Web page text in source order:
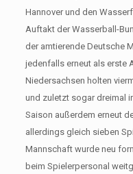
Hannover und den
Auftakt der Wasserball-
der amtierende Deutsche
jedenfalls erneut als erste
Niedersachsen holten
und zuletzt sogar dreimal
Saison außerdem erneut
allerdings gleich sieben
Mannschaft wurde neu
beim Spielerpersonal